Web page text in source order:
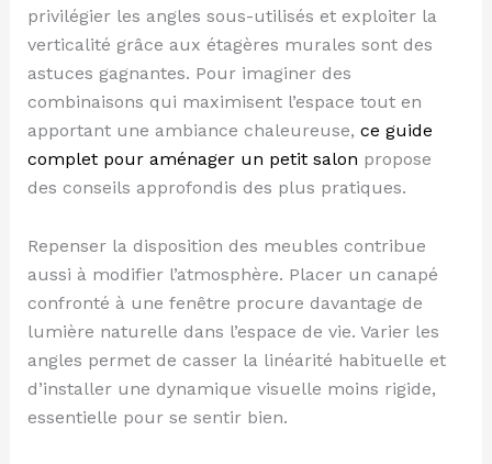
privilégier les angles sous-utilisés et exploiter la
verticalité grâce aux étagères murales sont des
astuces gagnantes. Pour imaginer des
combinaisons qui maximisent l’espace tout en
apportant une ambiance chaleureuse, ce guide
complet pour aménager un petit salon propose
des conseils approfondis des plus pratiques.
Repenser la disposition des meubles contribue
aussi à modifier l’atmosphère. Placer un canapé
confronté à une fenêtre procure davantage de
lumière naturelle dans l’espace de vie. Varier les
angles permet de casser la linéarité habituelle et
d’installer une dynamique visuelle moins rigide,
essentielle pour se sentir bien.